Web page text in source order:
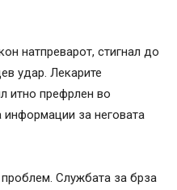
натпреварот, стигнал до
удар. Лекарите
итно префрлен во
за неговата
Службата за брза